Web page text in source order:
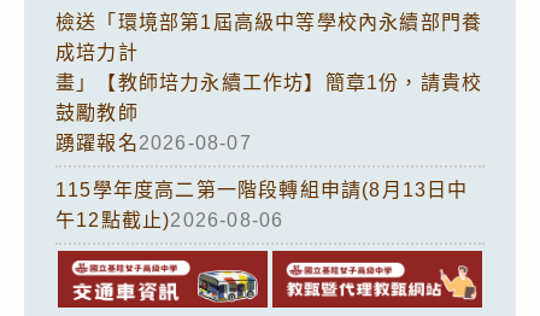
檢送「環境部第1屆高級中等學校內永續部門養
成培力計
畫」【教師培力永續工作坊】簡章1份，請貴校
鼓勵教師
踴躍報名2026-08-07
115學年度高二第一階段轉組申請(8月13日中
午12點截止)2026-08-06